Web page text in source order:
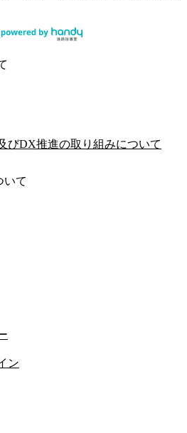
びDX推進の取り組みについて
いて
ン